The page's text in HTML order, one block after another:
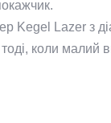
Kegel Lazer з
коли